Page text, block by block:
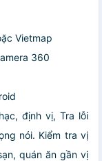
Vietmap
360
định vị, Tra lỗi
nói. Kiểm tra vị
quán ăn gần vị